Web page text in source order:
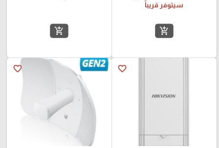
سيتوفر قريباً
add_shopping_cart
add_shopping_cart
favorite_border
favorite_border